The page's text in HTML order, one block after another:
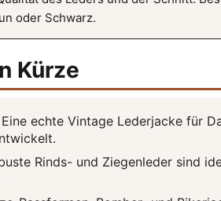
oder Schwarz.
Kürze
Eine echte Vintage Lederjacke für
Rinds- und Ziegenleder sind